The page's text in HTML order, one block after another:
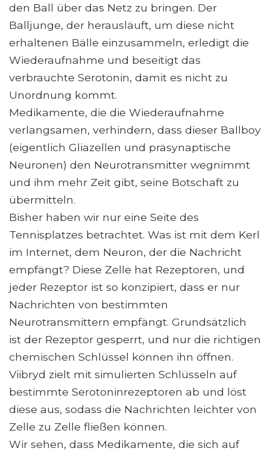
den Ball über das Netz zu bringen. Der
Balljunge, der herausläuft, um diese nicht
erhaltenen Bälle einzusammeln, erledigt die
Wiederaufnahme und beseitigt das
verbrauchte Serotonin, damit es nicht zu
Unordnung kommt.
Medikamente, die die Wiederaufnahme
verlangsamen, verhindern, dass dieser Ballboy
(eigentlich Gliazellen und präsynaptische
Neuronen) den Neurotransmitter wegnimmt
und ihm mehr Zeit gibt, seine Botschaft zu
übermitteln.
Bisher haben wir nur eine Seite des
Tennisplatzes betrachtet. Was ist mit dem Kerl
im Internet, dem Neuron, der die Nachricht
empfängt? Diese Zelle hat Rezeptoren, und
jeder Rezeptor ist so konzipiert, dass er nur
Nachrichten von bestimmten
Neurotransmittern empfängt. Grundsätzlich
ist der Rezeptor gesperrt, und nur die richtigen
chemischen Schlüssel können ihn öffnen.
Viibryd zielt mit simulierten Schlüsseln auf
bestimmte Serotoninrezeptoren ab und löst
diese aus, sodass die Nachrichten leichter von
Zelle zu Zelle fließen können.
Wir sehen, dass Medikamente, die sich auf